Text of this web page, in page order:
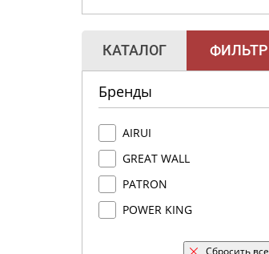
КАТАЛОГ ФИЛЬТР
Бренды
AIRUI
GREAT WALL
PATRON
POWER KING
Сбросить все